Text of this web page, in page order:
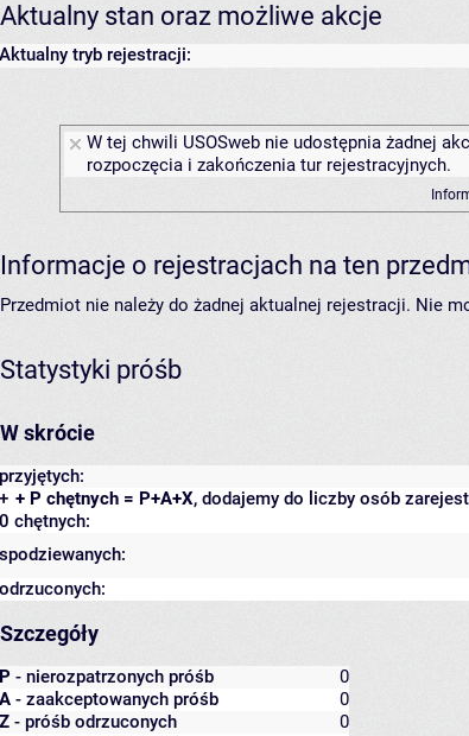
Aktualny stan oraz możliwe akcje
Aktualny tryb rejestracji:
W tej chwili USOSweb nie udostępnia żadnej
rozpoczęcia i zakończenia tur rejestracyjnych.
Informacje o rejestracjach na ten
Przedmiot nie należy do żadnej aktualnej rejestracji. Nie
Statystyki próśb
W skrócie
przyjętych:
+ P chętnych = P+A+X, dodajemy do liczby osób
+
0 chętnych:
spodziewanych:
odrzuconych:
Szczegóły
P - nierozpatrzonych próśb
0
A - zaakceptowanych próśb
0
Z - próśb odrzuconych
0